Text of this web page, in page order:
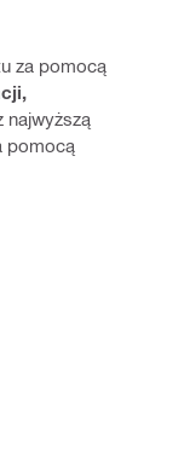
za pomocą
najwyższą
pomocą